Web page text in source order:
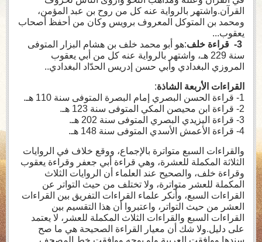
القرآن.واشتهر بالرواية عنه كل من روح بن عبد المؤمن،
ومحمد بن المتوكل المعروف برويس وكان من أحفظ أصحاب
يعقوب...
3-
قراءة خلف:هو أبو محمد خلف بن هشام البزار المتوفى
سنة 229 هـ، واشتهر بالرواية عنه كل من أبي يعقوب
المروزي البغدادي وأبي حسن إدريس الحدّاد البغدادي..
القراءات الأربعة الشاذة:
1- قراءة الحسن البصري إمام البصرة المتوفى سنة 110 هـ.
2- قراءة ابن محيصن المكي المتوفى سنة 123 هـ.
3- قراءة اليزيدي البصري المتوفى سنة 202 هـ.
4- قراءة الأعمش الأسدي المتوفى سنة 148 هـ.
والقراءات السبع متواترة بالإجماع، ووقع خلاف في الروايات
الثلاثة المكملة للعشرة، وهي قراءة أبي جعفر وقراءة يعقوب
وقراءة خلف، والصحيح عند العلماء أن الروايات الثلاث
المكملة للعشر متواترة، ولا تختلف من حيث التواتر عن
القراءات السبع، وأنكر علماء القراءات التفريق بين القراءات
العشر من حيث التواتر، واعتبروا أن هذا التقسيم بين
القراءات السبع والقراءات الثلاث المكملة للعشر، لا يعتمد
على دليل.ولا شك أن معيار القراءة الصحيحة هي ما صح
سندها ووافقت العربية ولو بوجه ووافقت خط المصحف